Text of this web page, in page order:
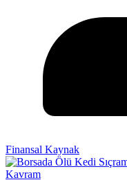
Finansal Kaynak